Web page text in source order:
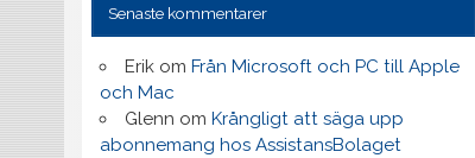
Senaste kommentarer
Erik omFrån Microsoft och PC till Apple
och Mac
Glenn omKrångligt att säga upp
abonnemang hos AssistansBolaget